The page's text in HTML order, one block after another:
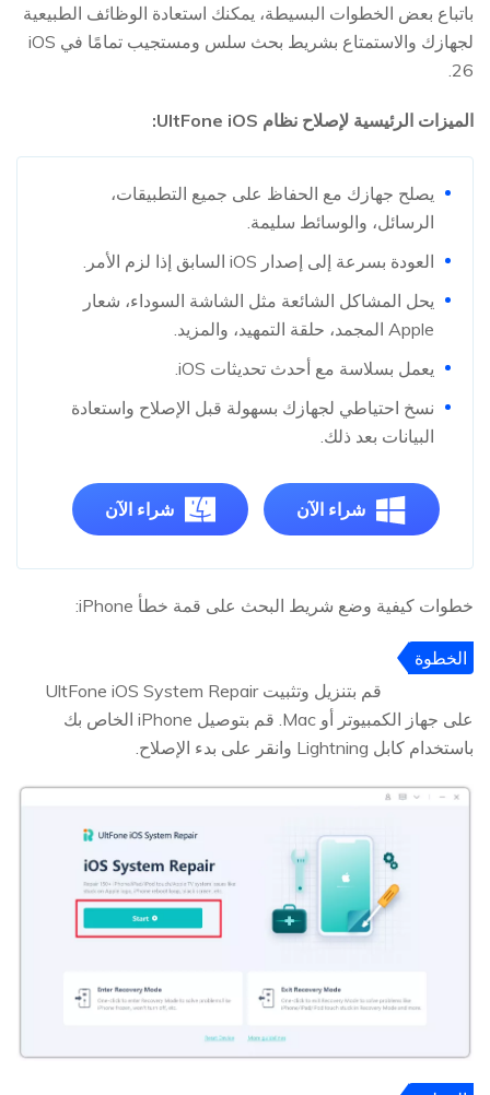
باتباع بعض الخطوات البسيطة، يمكنك استعادة الوظائف الطبيعية
لجهازك والاستمتاع بشريط بحث سلس ومستجيب تمامًا في iOS
26.
الميزات الرئيسية لإصلاح نظام UltFone iOS:
يصلح جهازك مع الحفاظ على جميع التطبيقات،
الرسائل، والوسائط سليمة.
العودة بسرعة إلى إصدار iOS السابق إذا لزم الأمر.
يحل المشاكل الشائعة مثل الشاشة السوداء، شعار
Apple المجمد، حلقة التمهيد، والمزيد.
يعمل بسلاسة مع أحدث تحديثات iOS.
نسخ احتياطي لجهازك بسهولة قبل الإصلاح واستعادة
البيانات بعد ذلك.
شراء الآن شراء الآن
خطوات كيفية وضع شريط البحث على قمة خطأ iPhone:
الخطوة
قم بتنزيل وتثبيت UltFone iOS System Repair
على جهاز الكمبيوتر أو Mac. قم بتوصيل iPhone الخاص بك
باستخدام كابل Lightning وانقر على بدء الإصلاح.